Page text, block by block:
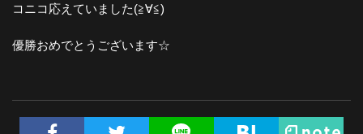
コニコ応えていました(≧∀≦)
優勝おめでとうございます☆